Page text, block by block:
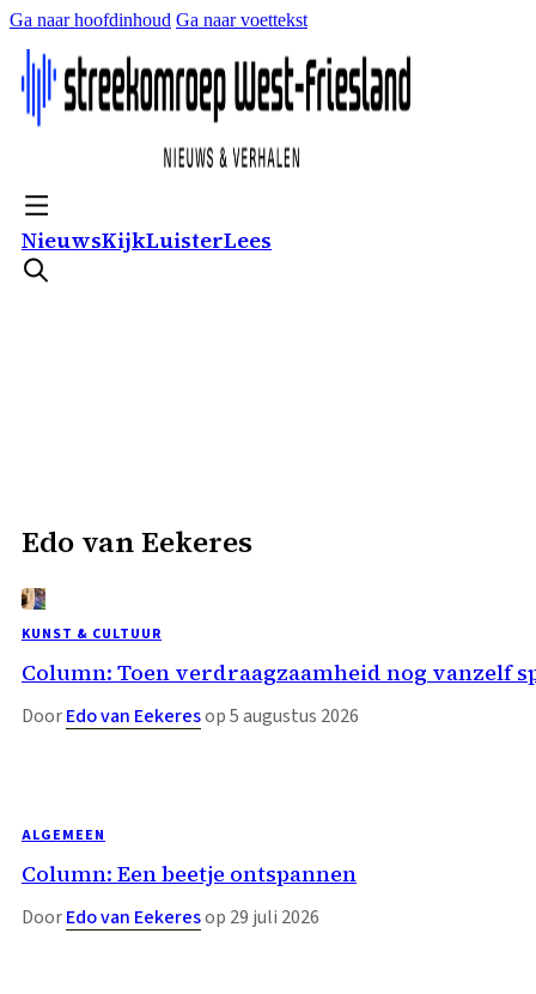
Ga naar hoofdinhoud Ga naar voettekst
NieuwsKijkLuisterLees
Edo van Eekeres
KUNST & CULTUUR
Column: Toen verdraagzaamheid nog vanzelf
DoorEdo van Eekeresop 5 augustus 2026
ALGEMEEN
Column: Een beetje ontspannen
DoorEdo van Eekeresop 29 juli 2026